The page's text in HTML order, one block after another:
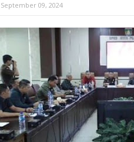
September 09, 2024